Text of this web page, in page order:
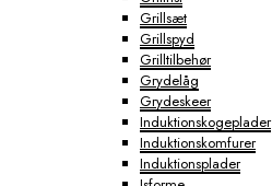
Grillsæt
Grillspyd
Grilltilbehør
Grydelåg
Grydeskeer
Induktionskogeplader
Induktionskomfurer
Induktionsplader